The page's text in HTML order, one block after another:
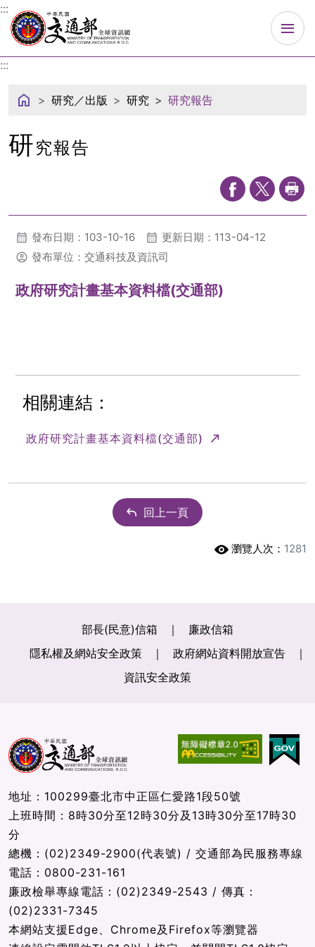
中華民國交通部
:::
:::
研究／出版 研究 研究報告
研究報告
發布日期：103-10-16
更新日期：113-04-12
發布單位：交通科技及資訊司
政府研究計畫基本資料檔(交通部)
相關連結：
政府研究計畫基本資料檔(交通部)
回上一頁
瀏覽人次： 1281
部長(民意)信箱
廉政信箱
隱私權及網站安全政策
政府網站資料開放宣告
資訊安全政策
地址：100299臺北市中正區仁愛路1段50號
上班時間：8時30分至12時30分及13時30分至17時30
分
總機：(02)2349-2900(代表號) / 交通部為民服務專線
電話：0800-231-161
廉政檢舉專線電話：(02)2349-2543 / 傳真：
(02)2331-7345
本網站支援Edge、Chrome及Firefox等瀏覽器